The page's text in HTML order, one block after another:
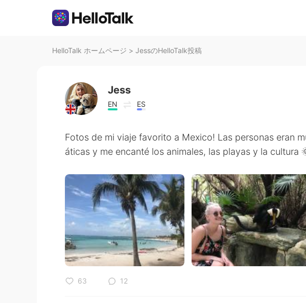
HelloTalk ホームページ > JessのHelloTalk投稿
Jess
EN ES
Fotos de mi viaje favorito a Mexico! Las personas eran
áticas y me encanté los animales, las playas y la cultura
63 12